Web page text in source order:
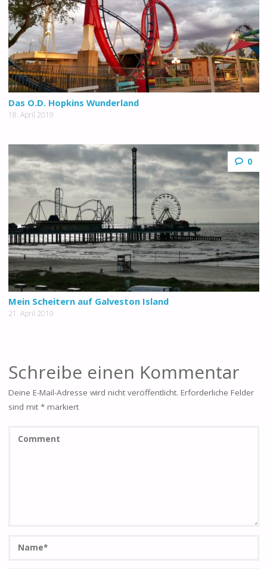
Das O.D. Hopkins Wunderland
18. April 2019
0
Mein Scheitern auf Galveston Island
21. April 2019
Schreibe einen Kommentar
Deine E-Mail-Adresse wird nicht veröffentlicht. Erforderliche Felder
sind mit *markiert